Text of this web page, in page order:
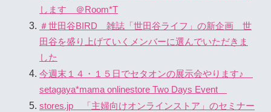
します ＠Room*T
＃世田谷BIRD 雑誌「世田谷ライフ」の新企画 世
田谷を盛り上げていくメンバーに選んでいただきま
した
今週末１４・１５日でセタオンの展示会やります♪
setagaya*mama onlinestore Two Days Event
stores.jp 「主婦向けオンラインストア」のセミナー